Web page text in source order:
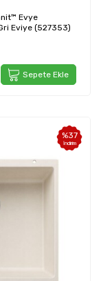
Evye
Eviye (527353)
Sepete Ekle
%37
İndirim